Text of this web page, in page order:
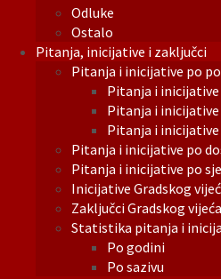
Odluke
Ostalo
Pitanja, inicijative i zaključci
Pitanja i inicijative po
Pitanja i
Pitanja i
Pitanja i
Pitanja i inicijative po
Pitanja i inicijative po
Inicijative Gradskog
Zaključci Gradskog vijeća
Statistika pitanja i
Po godini
Po sazivu